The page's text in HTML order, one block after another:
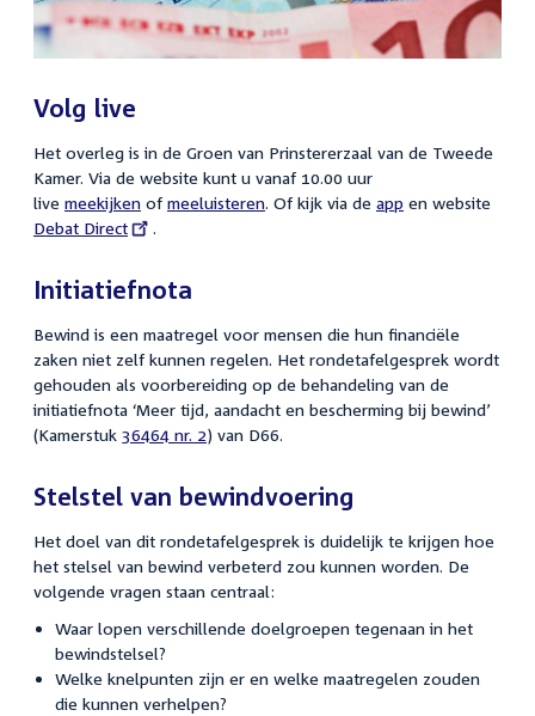
Volg live
Het overleg is in de Groen van Prinstererzaal van de Tweede
Kamer. Via de website kunt u vanaf 10.00 uur
live meekijken of meeluisteren. Of kijk via de app en website
Debat Direct .
Initiatiefnota
Bewind is een maatregel voor mensen die hun financiële
zaken niet zelf kunnen regelen. Het rondetafelgesprek wordt
gehouden als voorbereiding op de behandeling van de
initiatiefnota ‘Meer tijd, aandacht en bescherming bij bewind’
(Kamerstuk 36464 nr. 2) van D66.
Stelstel van bewindvoering
Het doel van dit rondetafelgesprek is duidelijk te krijgen hoe
het stelsel van bewind verbeterd zou kunnen worden. De
volgende vragen staan centraal:
Waar lopen verschillende doelgroepen tegenaan in het
bewindstelsel?
Welke knelpunten zijn er en welke maatregelen zouden
die kunnen verhelpen?